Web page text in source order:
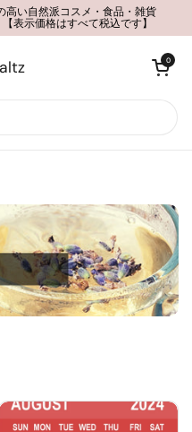
い自然派コスメ・食品・雑貨
表示価格はすべて税込です】
カートを開く
0